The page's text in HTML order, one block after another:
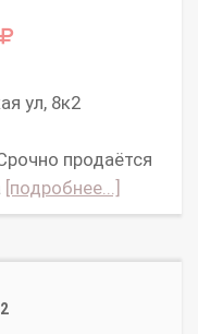
ул, 8к2
продаётся
[подробнее...]